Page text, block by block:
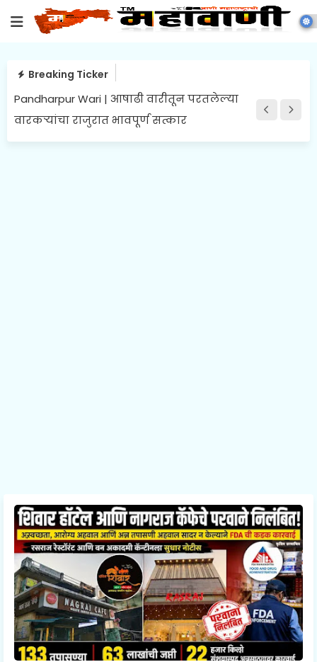
Breaking Ticker
Wirur Cleanliness Drive | विरूरमध्ये श्रमदानातून
सामाजिक परिवर्तनाचा संदेश